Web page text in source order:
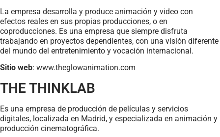
La empresa desarrolla y produce animación y video con
efectos reales en sus propias producciones, o en
coproducciones. Es una empresa que siempre disfruta
trabajando en proyectos dependientes, con una visión diferente
del mundo del entretenimiento y vocación internacional.
Sitio web: www.theglowanimation.com
THE THINKLAB
Es una empresa de producción de películas y servicios
digitales, localizada en Madrid, y especializada en animación y
producción cinematográfica.